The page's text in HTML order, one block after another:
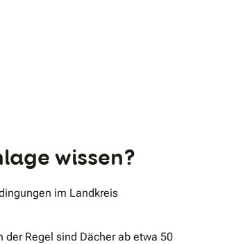
wissen?
im Landkreis
Regel sind Dächer ab etwa 50